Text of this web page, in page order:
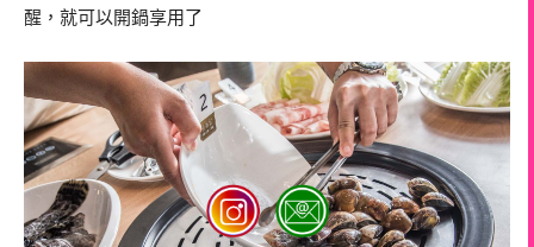
醒，就可以開鍋享用了